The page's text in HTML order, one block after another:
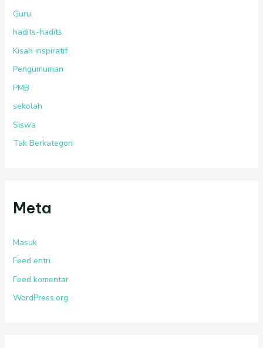
Guru
hadits-hadits
Kisah inspiratif
Pengumuman
PMB
sekolah
Siswa
Tak Berkategori
Meta
Masuk
Feed entri
Feed komentar
WordPress.org